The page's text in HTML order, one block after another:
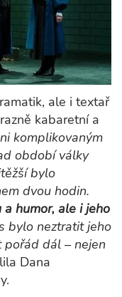
ale i textař
kabaretní a
komplikovaným
období války
bylo
dvou hodin.
humor, ale i jeho
bylo neztratit jeho
dál – nejen
Dana